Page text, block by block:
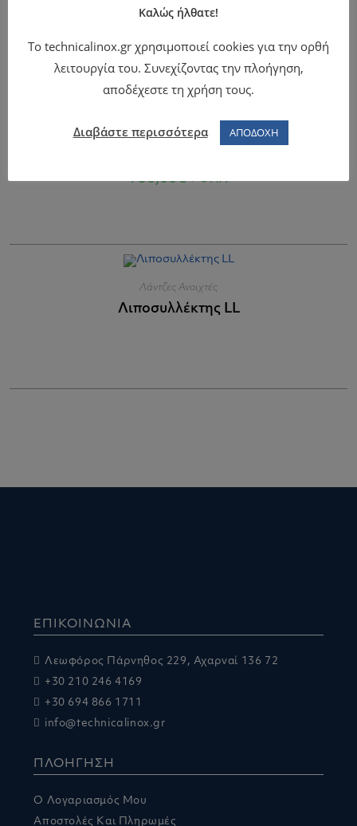
420,00 € + ΦΠΑ
Φούσκα Εξαερισμού με Φωτισμό
750,00€ + ΦΠΑ
Λάντζες Ανοιχτές
Λιποσυλλέκτης LL
ΕΠΙΚΟΙΝΩΝΙΑ
Λεωφόρος Πάρνηθος 229, Αχαρναί 136 72
+30 210 246 4169
+30 694 866 1711
info@technicalinox.gr
ΠΛΟΗΓΗΣΗ
Ο Λογαριασμός Μου
Αποστολές Και Πληρωμές
Καλώς ήλθατε!
Το technicalinox.gr χρησιμοποιεί cookies για την ορθή
λειτουργία του. Συνεχίζοντας την πλοήγηση,
αποδέχεστε τη χρήση τους.
Διαβάστε περισσότερα ΑΠΟΔΟΧΗ